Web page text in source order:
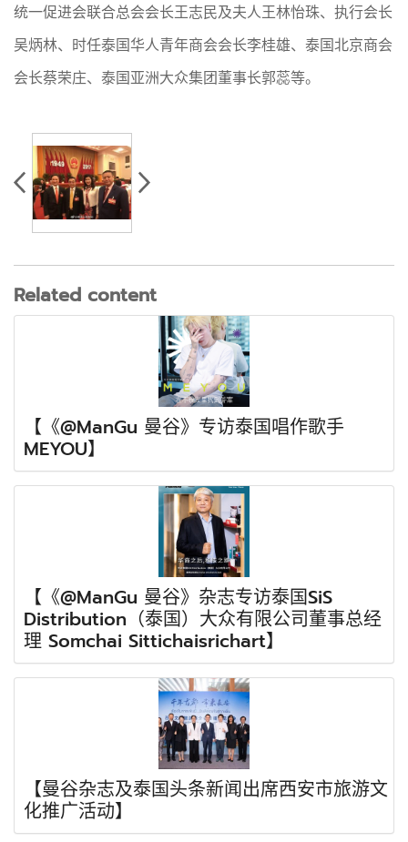
统一促进会联合总会会长王志民及夫人王林怡珠、执行会长
吴炳林、时任泰国华人青年商会会长李桂雄、泰国北京商会
会长蔡荣庄、泰国亚洲大众集团董事长郭蕊等。
Related content
【《@ManGu 曼谷》专访泰国唱作歌手
MEYOU】
【《@ManGu 曼谷》杂志专访泰国SiS
Distribution（泰国）大众有限公司董事总经
理 Somchai Sittichaisrichart】
【曼谷杂志及泰国头条新闻出席西安市旅游文
化推广活动】